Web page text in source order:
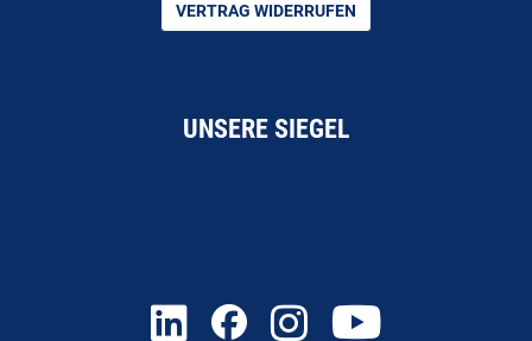
VERTRAG WIDERRUFEN
UNSERE SIEGEL